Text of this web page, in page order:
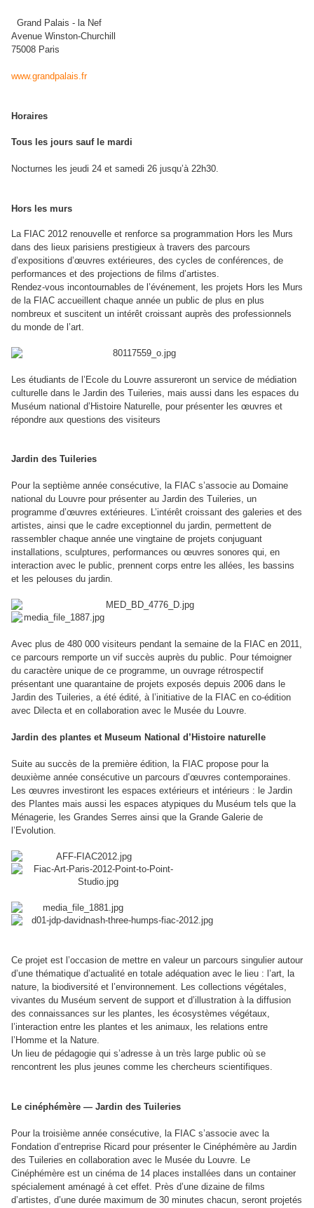
Grand Palais - la Nef
Avenue Winston-Churchill
75008 Paris
www.grandpalais.fr
Horaires
Tous les jours sauf le mardi
Nocturnes les jeudi 24 et samedi 26 jusqu’à 22h30.
Hors les murs
La FIAC 2012 renouvelle et renforce sa programmation Hors les Murs
dans des lieux parisiens prestigieux à travers des parcours
d’expositions d’œuvres extérieures, des cycles de conférences, de
performances et des projections de films d’artistes.
Rendez-vous incontournables de l’événement, les projets Hors les Murs
de la FIAC accueillent chaque année un public de plus en plus
nombreux et suscitent un intérêt croissant auprès des professionnels
du monde de l’art.
Les étudiants de l’Ecole du Louvre assureront un service de médiation
culturelle dans le Jardin des Tuileries, mais aussi dans les espaces du
Muséum national d’Histoire Naturelle, pour présenter les œuvres et
répondre aux questions des visiteurs
Jardin des Tuileries
Pour la septième année consécutive, la FIAC s’associe au Domaine
national du Louvre pour présenter au Jardin des Tuileries, un
programme d’œuvres extérieures. L’intérêt croissant des galeries et des
artistes, ainsi que le cadre exceptionnel du jardin, permettent de
rassembler chaque année une vingtaine de projets conjuguant
installations, sculptures, performances ou œuvres sonores qui, en
interaction avec le public, prennent corps entre les allées, les bassins
et les pelouses du jardin.
Avec plus de 480 000 visiteurs pendant la semaine de la FIAC en 2011,
ce parcours remporte un vif succès auprès du public. Pour témoigner
du caractère unique de ce programme, un ouvrage rétrospectif
présentant une quarantaine de projets exposés depuis 2006 dans le
Jardin des Tuileries, a été édité, à l’initiative de la FIAC en co-édition
avec Dilecta et en collaboration avec le Musée du Louvre.
Jardin des plantes et Museum National d’Histoire naturelle
Suite au succès de la première édition, la FIAC propose pour la
deuxième année consécutive un parcours d’œuvres contemporaines.
Les œuvres investiront les espaces extérieurs et intérieurs : le Jardin
des Plantes mais aussi les espaces atypiques du Muséum tels que la
Ménagerie, les Grandes Serres ainsi que la Grande Galerie de
l’Evolution.
Ce projet est l’occasion de mettre en valeur un parcours singulier autour
d’une thématique d’actualité en totale adéquation avec le lieu : l’art, la
nature, la biodiversité et l’environnement. Les collections végétales,
vivantes du Muséum servent de support et d’illustration à la diffusion
des connaissances sur les plantes, les écosystèmes végétaux,
l’interaction entre les plantes et les animaux, les relations entre
l’Homme et la Nature.
Un lieu de pédagogie qui s’adresse à un très large public où se
rencontrent les plus jeunes comme les chercheurs scientifiques.
Le cinéphémère — Jardin des Tuileries
Pour la troisième année consécutive, la FIAC s’associe avec la
Fondation d’entreprise Ricard pour présenter le Cinéphémère au Jardin
des Tuileries en collaboration avec le Musée du Louvre. Le
Cinéphémère est un cinéma de 14 places installées dans un container
spécialement aménagé à cet effet. Près d’une dizaine de films
d’artistes, d’une durée maximum de 30 minutes chacun, seront projetés